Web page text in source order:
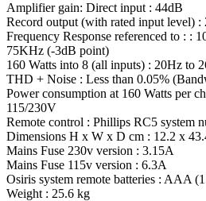
Amplifier gain: Direct input : 44dB
Record output (with rated input level)
Frequency Response referenced to : :
75KHz (-3dB point)
160 Watts into 8 (all inputs) : 20Hz to
THD + Noise : Less than 0.05%
Power consumption at 160 Watts per
115/230V
Remote control : Phillips RC5 system
Dimensions H x W x D cm : 12.2 x
Mains Fuse 230v version : 3.15A
Mains Fuse 115v version : 6.3A
Osiris system remote batteries : AAA
Weight : 25.6 kg